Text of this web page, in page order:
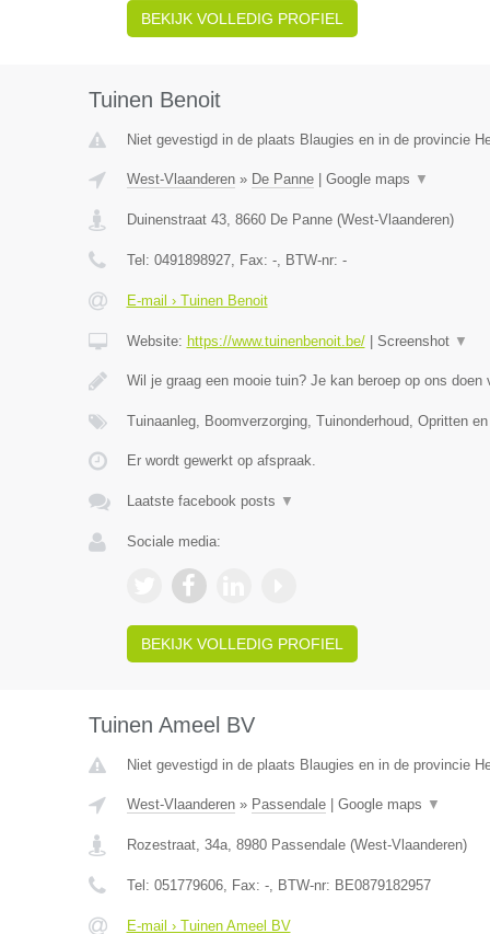
BEKIJK VOLLEDIG PROFIEL
Tuinen Benoit
Niet gevestigd in de plaats Blaugies en in de provincie
West-Vlaanderen» De Panne| Google maps ▼
Duinenstraat 43, 8660 De Panne(West-Vlaanderen)
Tel: 0491898927, Fax: -, BTW-nr: -
E-mail › Tuinen Benoit
Website: https://www.tuinenbenoit.be/| Screenshot ▼
Wil je graag een mooie tuin? Je kan beroep op ons doen
Tuinaanleg, Boomverzorging, Tuinonderhoud, Opritten
Er wordt gewerkt op afspraak.
Laatste facebook posts ▼
Sociale media:
BEKIJK VOLLEDIG PROFIEL
Tuinen Ameel BV
Niet gevestigd in de plaats Blaugies en in de provincie
West-Vlaanderen» Passendale| Google maps ▼
Rozestraat, 34a, 8980 Passendale(West-Vlaanderen)
Tel: 051779606, Fax: -, BTW-nr: BE0879182957
E-mail › Tuinen Ameel BV